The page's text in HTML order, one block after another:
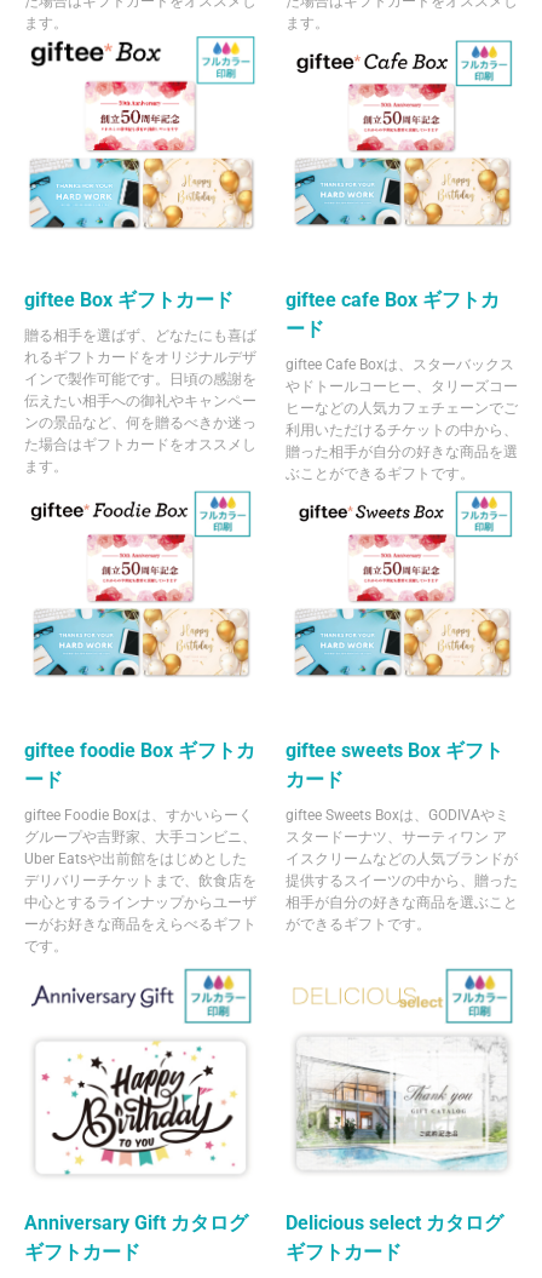
ます。
ます。
giftee Box ギフトカード
贈る相手を選ばず、どなたにも喜ば
れるギフトカードをオリジナルデザ
インで製作可能です。日頃の感謝を
伝えたい相手への御礼やキャンペー
ンの景品など、何を贈るべきか迷っ
た場合はギフトカードをオススメし
ます。
giftee cafe Box ギフトカ
ード
giftee Cafe Boxは、スターバックス
やドトールコーヒー、タリーズコー
ヒーなどの人気カフェチェーンでご
利用いただけるチケットの中から、
贈った相手が自分の好きな商品を選
ぶことができるギフトです。
giftee foodie Box ギフトカ
ード
giftee Foodie Boxは、すかいらーく
グループや吉野家、大手コンビニ、
Uber Eatsや出前館をはじめとした
デリバリーチケットまで、飲食店を
中心とするラインナップからユーザ
ーがお好きな商品をえらべるギフト
です。
giftee sweets Box ギフト
カード
giftee Sweets Boxは、GODIVAやミ
スタードーナツ、サーティワン ア
イスクリームなどの人気ブランドが
提供するスイーツの中から、贈った
相手が自分の好きな商品を選ぶこと
ができるギフトです。
Anniversary Gift カタログ
ギフトカード
Delicious select カタログ
ギフトカード